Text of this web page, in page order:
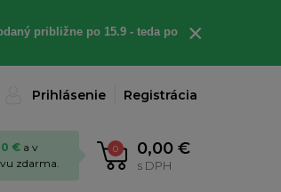
približne po 15.9 - teda po
×
Prihlásenie Registrácia
0 0,00 €
s DPH
€ a v
zdarma.